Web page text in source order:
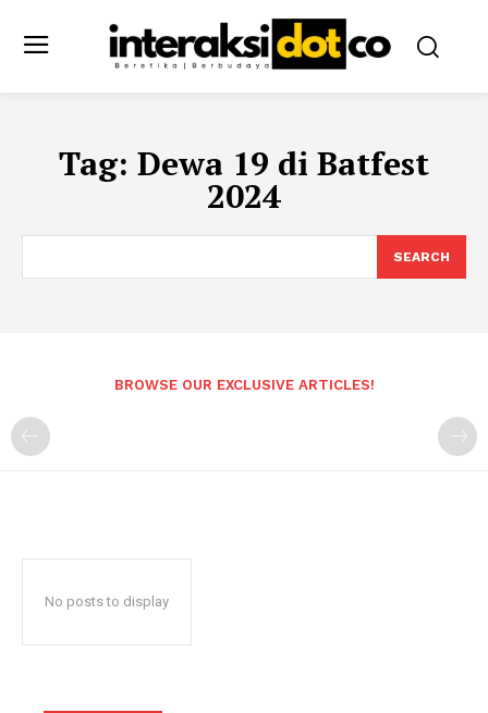
Tag: Dewa 19 di Batfest
2024
SEARCH
BROWSE OUR EXCLUSIVE ARTICLES!
No posts to display